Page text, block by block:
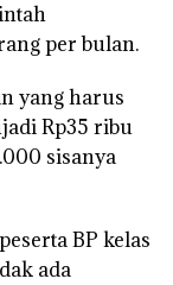
per bulan.
yang harus
Rp35 ribu
sisanya
BP kelas
ada